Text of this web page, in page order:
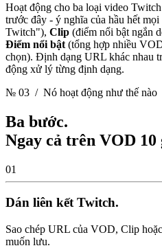
Hoạt động cho ba loại video
trước đây - ý nghĩa của hầu hết
Twitch"), Clip (điểm nổi bật ngắn
Điểm nổi bật (tổng hợp nhiều
chọn). Định dạng URL khác nhau
động xử lý từng định dạng.
№ 03 / Nó hoạt động như thế nào
Ba bước.
Ngay cả trên VOD 10
01
Dán liên kết Twitch.
Sao chép URL của VOD, Clip
muốn lưu.